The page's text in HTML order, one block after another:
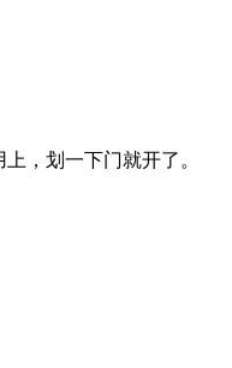
，划一下门就开了。